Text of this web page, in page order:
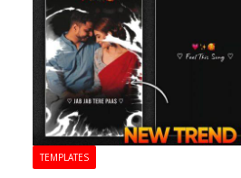
TEMPLATES